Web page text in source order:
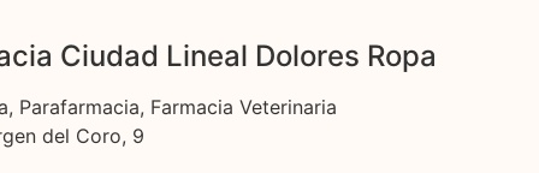
Ciudad Lineal Dolores Ropa
Parafarmacia, Farmacia Veterinaria
del Coro, 9